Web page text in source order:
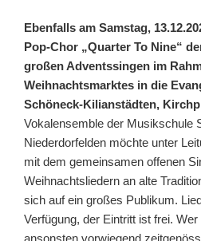
Ebenfalls am Samstag,
Pop-Chor „Quarter To Nine“
großen Adventssingen im
Weihnachtsmarktes in die
Schöneck-Kilianstädten,
Vokalensemble der Musikschule
Niederdorfelden möchte unter
mit dem gemeinsamen offenen
Weihnachtsliedern an alte
sich auf ein großes Publikum.
Verfügung, der Eintritt ist frei.
ansonsten vorwiegend